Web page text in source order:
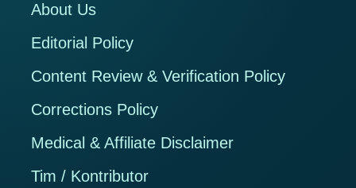
About Us
Editorial Policy
Content Review & Verification Policy
Corrections Policy
Medical & Affiliate Disclaimer
Tim / Kontributor